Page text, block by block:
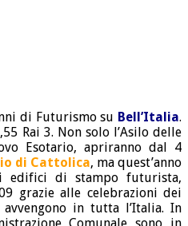
di Futurismo su Bell’Italia.
Rai 3. Non solo l’Asilo delle
Esotario, apriranno dal 4
di Cattolica, ma quest’anno
edifici di stampo futurista,
grazie alle celebrazioni dei
in tutta l’Italia. In
Comunale sono in